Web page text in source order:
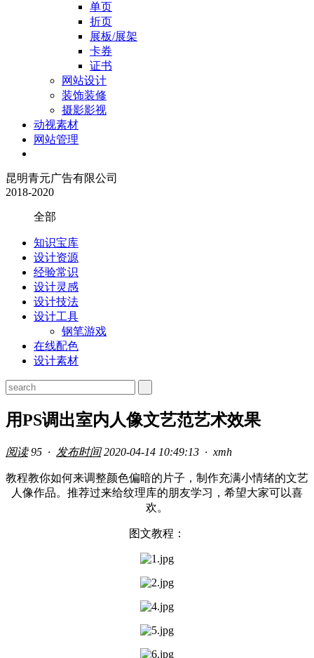
单页
折页
展板/展架
卡券
证书
网站设计
装饰装修
摄影影视
动视素材
网站管理
昆明青元广告有限公司
2018-2020
全部
知识宝库
设计资源
经验常识
设计灵感
设计技法
设计工具
钢笔游戏
在线配色
设计素材
用PS调出室内人像文艺范艺术效果
阅读 95 · 发布时间 2020-04-14 10:49:13 · xmh
教程教你如何来调整颜色偏暗的片子，制作充满小情绪的文艺
人像作品。推荐过来给纹理库的朋友学习，希望大家可以喜
欢。
图文教程：